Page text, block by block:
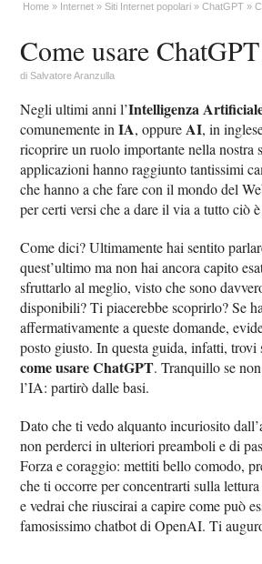
Home Internet Siti Internet popolari ChatGPT
Come usare ChatGPT
diSalvatore Aranzulla
Negli ultimi anni l’Intelligenza
comunemente inIA, oppure AI, in
ricoprire un ruolo importante nella nostra
applicazioni hanno raggiunto tantissimi
che hanno a che fare con il mondo del
per certi versi che a dare il via a tutto ciò
Come dici? Ultimamente hai sentito
quest’ultimo ma non hai ancora capito
sfruttarlo al meglio, visto che sono
disponibili? Ti piacerebbe scoprirlo? Se
affermativamente a queste domande,
posto giusto. In questa guida, infatti, trovi
come usare ChatGPT. Tranquillo se
l’IA: partirò dalle basi.
Dato che ti vedo alquanto incuriosito
non perderci in ulteriori preamboli e di
Forza e coraggio: mettiti bello comodo,
che ti occorre per concentrarti sulla
e vedrai che riuscirai a capire come può
famosissimo chatbot di OpenAI. Ti